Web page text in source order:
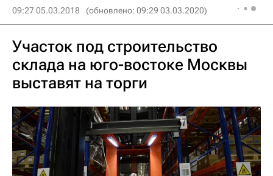
09:27 05.03.2018 (обновлено: 09:29 03.03.2020)
Участок под строительство
склада на юго-востоке Москвы
выставят на торги